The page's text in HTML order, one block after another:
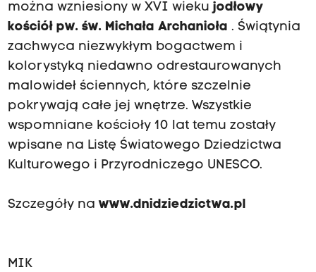
można wzniesiony w XVI wieku jodłowy
kościół pw. św. Michała Archanioła . Świątynia
zachwyca niezwykłym bogactwem i
kolorystyką niedawno odrestaurowanych
malowideł ściennych, które szczelnie
pokrywają całe jej wnętrze. Wszystkie
wspomniane kościoły 10 lat temu zostały
wpisane na Listę Światowego Dziedzictwa
Kulturowego i Przyrodniczego UNESCO.
Szczegóły nawww.dnidziedzictwa.pl
MIK